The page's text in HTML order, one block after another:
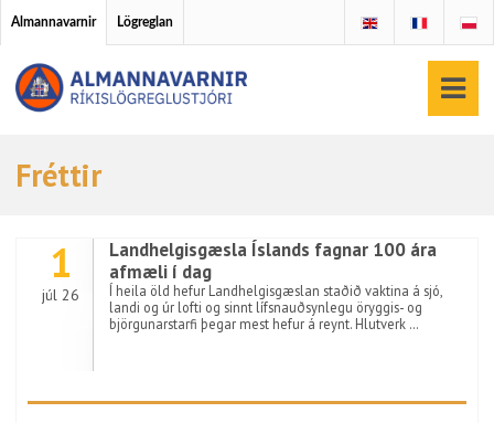
Almannavarnir Lögreglan
Fréttir
1
júl 26
Landhelgisgæsla Íslands fagnar 100 ára
afmæli í dag
Í heila öld hefur Landhelgisgæslan staðið vaktina á sjó,
landi og úr lofti og sinnt lífsnauðsynlegu öryggis- og
björgunarstarfi þegar mest hefur á reynt. Hlutverk …